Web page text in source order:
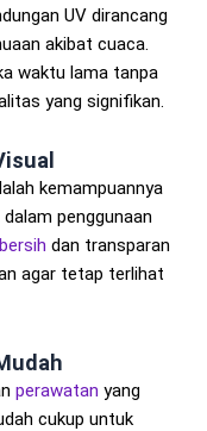
UV dirancang
akibat cuaca.
waktu lama tanpa
yang signifikan.
kemampuannya
penggunaan
bersih dan transparan
agar tetap terlihat
perawatan yang
cukup untuk